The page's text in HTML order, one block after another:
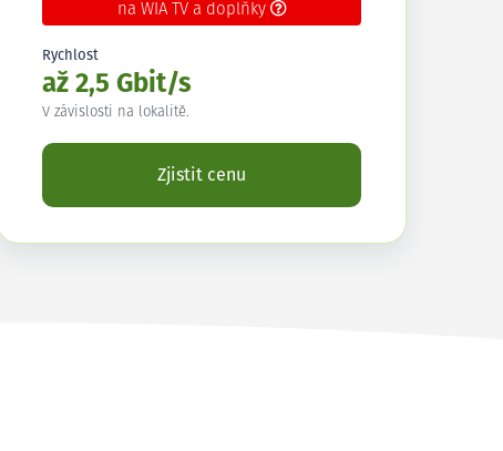
na WIA TV a doplňky
Rychlost
až 2,5 Gbit/s
V závislosti na lokalitě.
Zjistit cenu